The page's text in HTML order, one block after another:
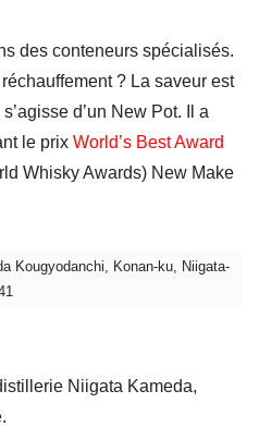
des conteneurs spécialisés.
? La saveur est
d’un New Pot. Il a
le prix World’s Best Award
Whisky Awards) New Make
Kougyodanchi, Konan-ku, Niigata-
Niigata Kameda,